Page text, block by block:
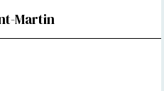
Martin